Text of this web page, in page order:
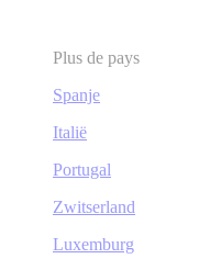
Plus de pays
Spanje
Italië
Portugal
Zwitserland
Luxemburg